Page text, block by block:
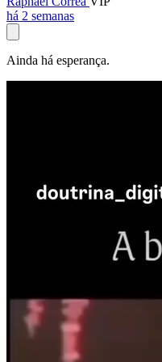
há 2 semanas
Ainda há esperança.